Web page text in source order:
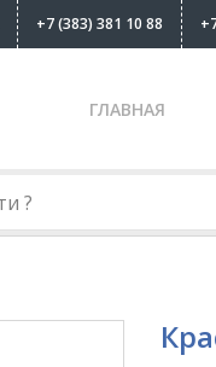
+7 (383) 381 10 88
ГЛАВНАЯ